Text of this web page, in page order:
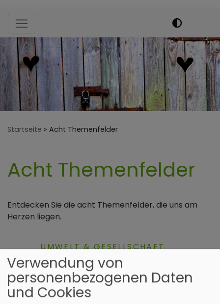
Hauptnavigation
Startseite Acht Themenfelder
Acht Themenfelder
Entdecken Sie die acht Themenfelder, die uns am
Herzen liegen.
UMWELT & GESELLSCHAFT
Verwendung von
personenbezogenen Daten
und Cookies